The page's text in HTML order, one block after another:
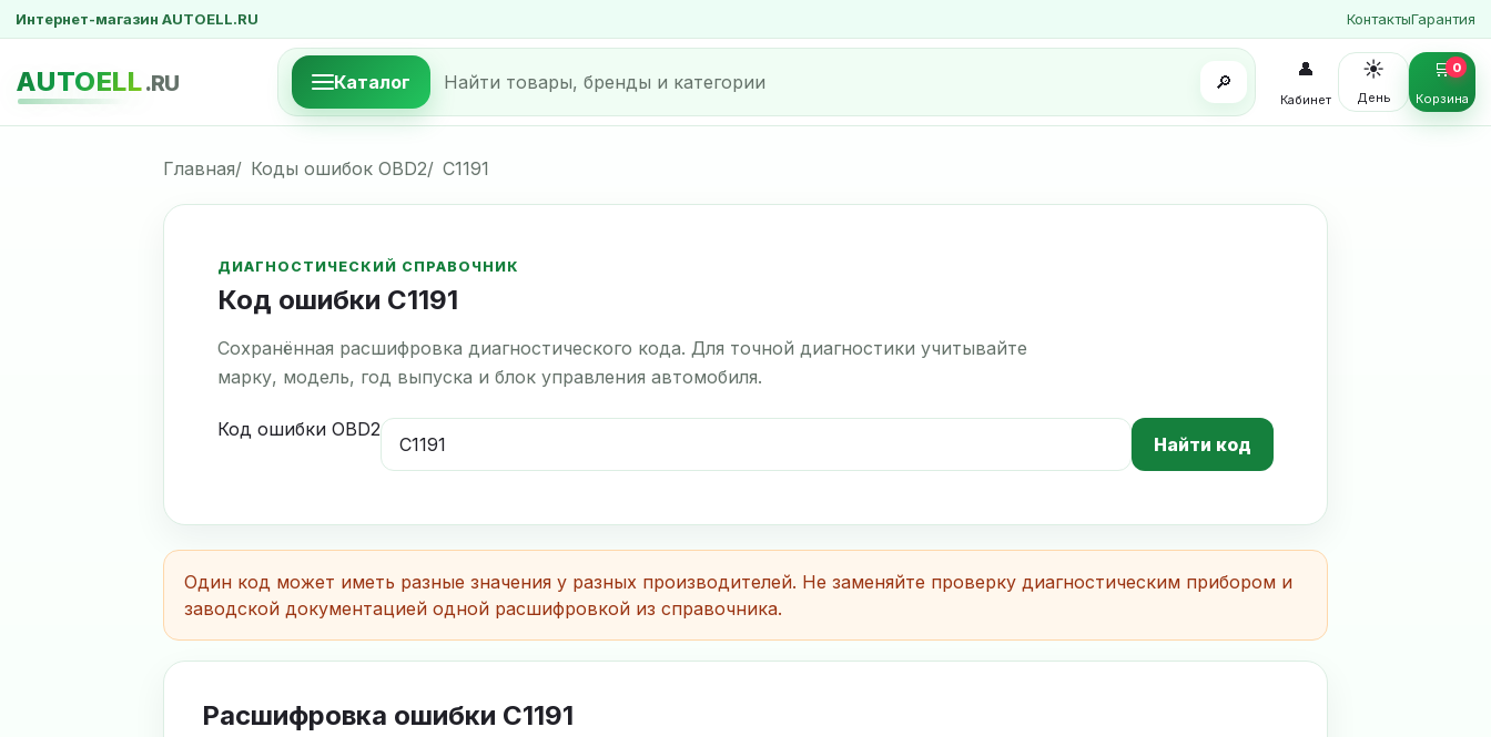
Интернет-магазин AUTOELL.RU КонтактыГарантия
AUTOELL.RU Каталог 🔎
👤
Кабинет
☀️
День
🛒
Корзина
0
Главная Коды ошибок OBD2 C1191
ДИАГНОСТИЧЕСКИЙ СПРАВОЧНИК
Код ошибки C1191
Сохранённая расшифровка диагностического кода. Для точной диагностики учитывайте
марку, модель, год выпуска и блок управления автомобиля.
Код ошибки OBD2
Найти код
Один код может иметь разные значения у разных производителей. Не заменяйте проверку диагностическим прибором и
заводской документацией одной расшифровкой из справочника.
Расшифровка ошибки C1191